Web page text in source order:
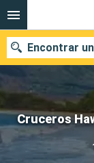
Cruceros
Encontrar
Nuestros
Fecha de